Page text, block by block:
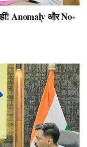
Anomaly और No-